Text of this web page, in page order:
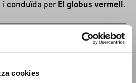
cookies
conduïda per El globus vermell.
a les xarxes